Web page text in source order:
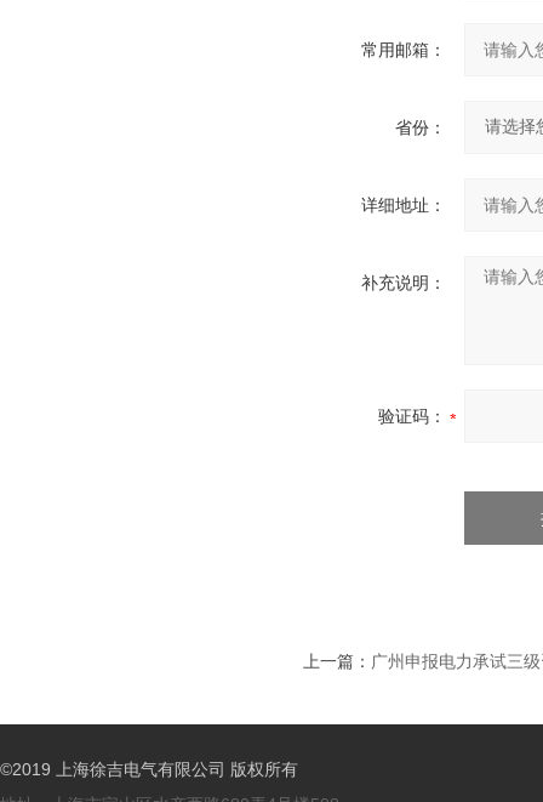
常用邮箱：
省份：
详细地址：
补充说明：
验证码：
上一篇： 广州申报电力承试三
©2019 上海徐吉电气有限公司 版权所有